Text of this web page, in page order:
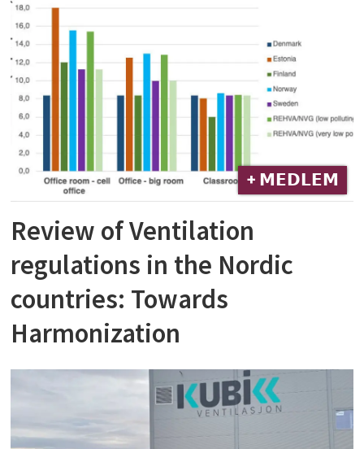
+ 𝗠𝗘𝗗𝗟𝗘𝗠
Review of Ventilation
regulations in the Nordic
countries: Towards
Harmonization